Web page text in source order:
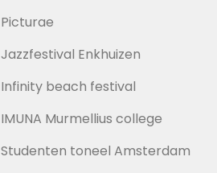
Picturae
Jazzfestival Enkhuizen
Infinity beach festival
IMUNA Murmellius college
Studenten toneel Amsterdam